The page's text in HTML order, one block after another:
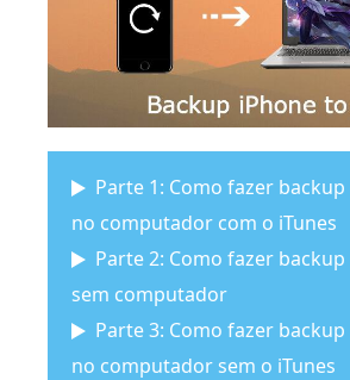
Parte 1: Como fazer
no computador com o iTunes
Parte 2: Como fazer
sem computador
Parte 3: Como fazer
no computador sem o iTunes